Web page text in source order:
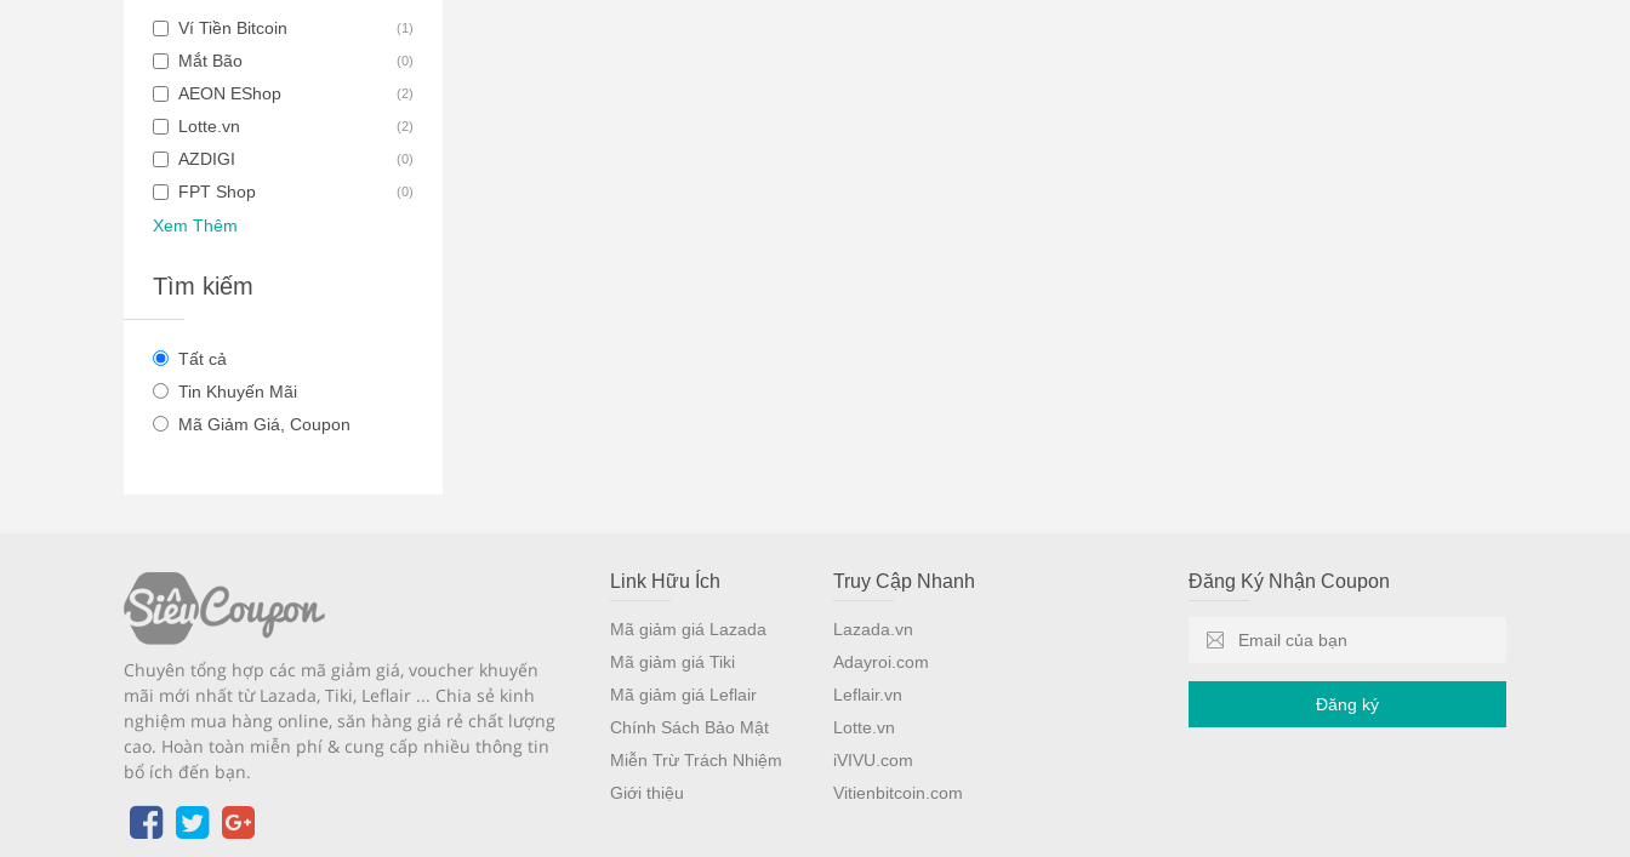
Ví Tiền Bitcoin (1 )
Mắt Bão (0)
AEON EShop (2)
Lotte.vn (2)
AZDIGI (0)
FPT Shop (0)
Xem Thêm
Tìm kiếm
Tất cả
Tin Khuyến Mãi
Mã Giảm Giá, Coupon
Chuyên tổng hợp các mã giảm giá, voucher khuyến
mãi mới nhất từ Lazada, Tiki, Leflair ... Chia sẻ kinh
nghiệm mua hàng online, săn hàng giá rẻ chất lượng
cao. Hoàn toàn miễn phí & cung cấp nhiều thông tin
bổ ích đến bạn.
Link Hữu Ích
Mã giảm giá Lazada
Mã giảm giá Tiki
Mã giảm giá Leflair
Chính Sách Bảo Mật
Miễn Trừ Trách Nhiệm
Giới thiệu
Truy Cập Nhanh
Lazada.vn
Adayroi.com
Leflair.vn
Lotte.vn
iVIVU.com
Vitienbitcoin.com
Đăng Ký Nhận Coupon
Đăng ký